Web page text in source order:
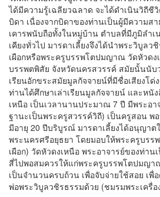
ได้มีความรู้เฉลียวฉลาด จะได้ดำเนินวิถีชี
บิดา เนื่องจากบิดาของท่านเป็นผู้มีความส
เคารพนับถือทั้งในหมู่บ้าน ตำบลที่มีภูมิลำเ
เคียงทั่วไป มารดาเลี้ยงจึงได้นำพระวิบูลว
เผือกหรือพระครูบรรพโตปมญาณ วัดหัวดง
บรรพตพิสัย จังหวัดนครสวรรค์ สมัยนั้นนับ
เรียนอักขระสมัยมูลกัจจายน์ที่มีชื่อเสียงโด่
ท่านได้ศึกษาเล่าเรียนมูลกัจจายน์ และหนั
เหนือ เป็นเวลานานประมาณ 7 ปี มีพระอ
ฐานะเป็นพระครูสวรรค์วิถี) เป็นครูสอน พ
มีอายุ 20 ปีบริบูรณ์ มารดาเลี้ยงได้อนุญาต
พระนครศรีอยุธยา โดยมอบให้พระครูบร
เผือก) วัดหัวดงเหนือ พระอาจารย์ของท่า
สี่ไปพอสมควรให้แก่พระครูบรรพโตปมญา
เป็นจำนวนครบถ้วน เพื่อจับจ่ายใช้สอย เพื่
พ่อพระวิบูลวชิรธรรมด้วย (ชมรมพระเครื่อ